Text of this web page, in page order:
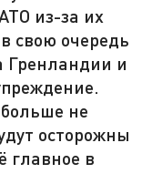
из-за их
свою очередь
Гренландии и
не
осторожны
главное в